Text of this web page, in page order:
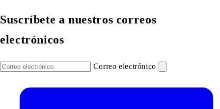
Suscríbete a nuestros correos
electrónicos
Correo electrónico